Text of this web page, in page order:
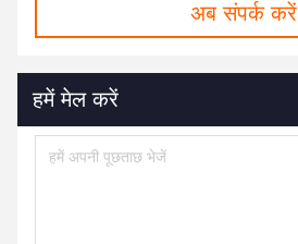
अब संपर्क करें
हमें मेल करें